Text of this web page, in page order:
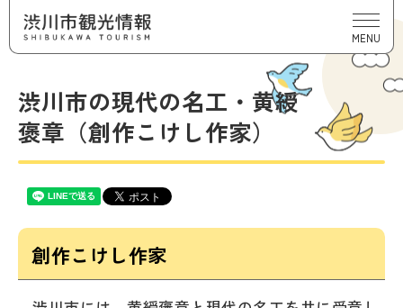
MENU
渋川市の現代の名工・黄綬
褒章（創作こけし作家）
創作こけし作家